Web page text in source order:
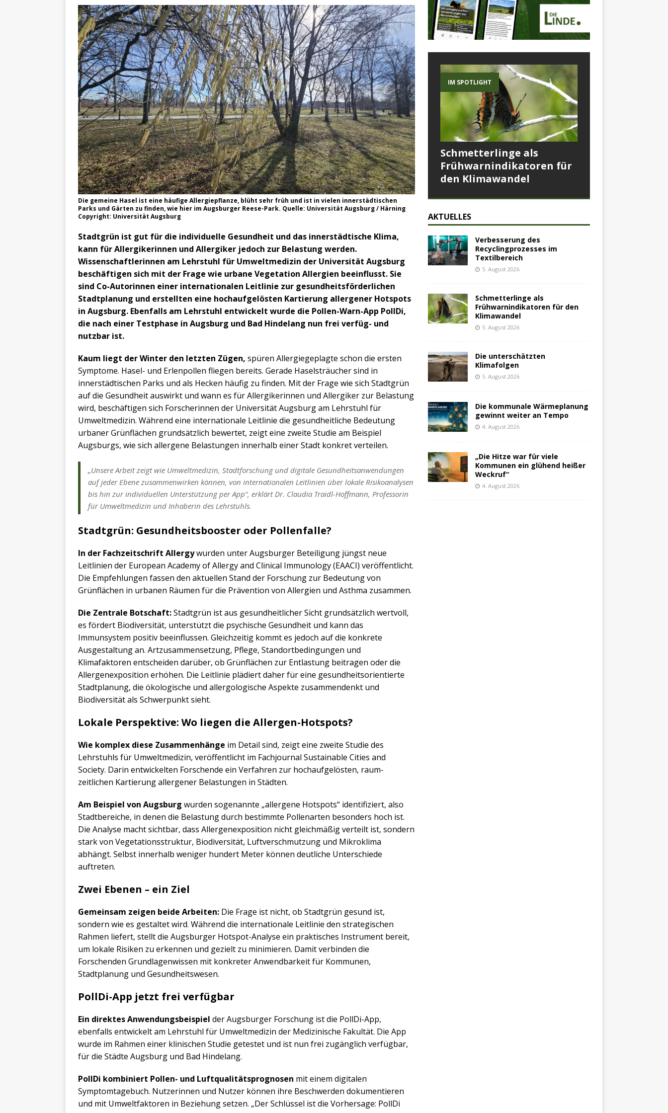
Die gemeine Hasel ist eine häufige Allergiepflanze, blüht sehr früh und ist in vielen innerstädtischen
Parks und Gärten zu finden, wie hier im Augsburger Reese-Park. Quelle: Universität Augsburg / Härning
Copyright: Universität Augsburg
Stadtgrün ist gut für die individuelle Gesundheit und das innerstädtische Klima,
kann für Allergikerinnen und Allergiker jedoch zur Belastung werden.
Wissenschaftlerinnen am Lehrstuhl für Umweltmedizin der Universität Augsburg
beschäftigen sich mit der Frage wie urbane Vegetation Allergien beeinflusst. Sie
sind Co-Autorinnen einer internationalen Leitlinie zur gesundheitsförderlichen
Stadtplanung und erstellten eine hochaufgelösten Kartierung allergener Hotspots
in Augsburg. Ebenfalls am Lehrstuhl entwickelt wurde die Pollen-Warn-App PollDi,
die nach einer Testphase in Augsburg und Bad Hindelang nun frei verfüg- und
nutzbar ist.
Kaum liegt der Winter den letzten Zügen, spüren Allergiegeplagte schon die ersten
Symptome. Hasel- und Erlenpollen fliegen bereits. Gerade Haselsträucher sind in
innerstädtischen Parks und als Hecken häufig zu finden. Mit der Frage wie sich Stadtgrün
auf die Gesundheit auswirkt und wann es für Allergikerinnen und Allergiker zur Belastung
wird, beschäftigen sich Forscherinnen der Universität Augsburg am Lehrstuhl für
Umweltmedizin. Während eine internationale Leitlinie die gesundheitliche Bedeutung
urbaner Grünflächen grundsätzlich bewertet, zeigt eine zweite Studie am Beispiel
Augsburgs, wie sich allergene Belastungen innerhalb einer Stadt konkret verteilen.
„Unsere Arbeit zeigt wie Umweltmedizin, Stadtforschung und digitale Gesundheitsanwendungen
auf jeder Ebene zusammenwirken können, von internationalen Leitlinien über lokale Risikoanalysen
bis hin zur individuellen Unterstützung per App“, erklärt Dr. Claudia Traidl-Hoffmann, Professorin
für Umweltmedizin und Inhaberin des Lehrstuhls.
Stadtgrün: Gesundheitsbooster oder Pollenfalle?
In der Fachzeitschrift Allergywurden unter Augsburger Beteiligung jüngst neue
Leitlinien der European Academy of Allergy and Clinical Immunology (EAACI) veröffentlicht.
Die Empfehlungen fassen den aktuellen Stand der Forschung zur Bedeutung von
Grünflächen in urbanen Räumen für die Prävention von Allergien und Asthma zusammen.
Die Zentrale Botschaft:Stadtgrün ist aus gesundheitlicher Sicht grundsätzlich wertvoll,
es fördert Biodiversität, unterstützt die psychische Gesundheit und kann das
Immunsystem positiv beeinflussen. Gleichzeitig kommt es jedoch auf die konkrete
Ausgestaltung an. Artzusammensetzung, Pflege, Standortbedingungen und
Klimafaktoren entscheiden darüber, ob Grünflächen zur Entlastung beitragen oder die
Allergenexposition erhöhen. Die Leitlinie plädiert daher für eine gesundheitsorientierte
Stadtplanung, die ökologische und allergologische Aspekte zusammendenkt und
Biodiversität als Schwerpunkt sieht.
Lokale Perspektive: Wo liegen die Allergen-Hotspots?
Wie komplex diese Zusammenhänge im Detail sind, zeigt eine zweite Studie des
Lehrstuhls für Umweltmedizin, veröffentlicht im Fachjournal Sustainable Cities and
Society. Darin entwickelten Forschende ein Verfahren zur hochaufgelösten, raum-
zeitlichen Kartierung allergener Belastungen in Städten.
Am Beispiel von Augsburg wurden sogenannte „allergene Hotspots“ identifiziert, also
Stadtbereiche, in denen die Belastung durch bestimmte Pollenarten besonders hoch ist.
Die Analyse macht sichtbar, dass Allergenexposition nicht gleichmäßig verteilt ist, sondern
stark von Vegetationsstruktur, Biodiversität, Luftverschmutzung und Mikroklima
abhängt. Selbst innerhalb weniger hundert Meter können deutliche Unterschiede
auftreten.
Zwei Ebenen – ein Ziel
Gemeinsam zeigen beide Arbeiten: Die Frage ist nicht, ob Stadtgrün gesund ist,
sondern wie es gestaltet wird. Während die internationale Leitlinie den strategischen
Rahmen liefert, stellt die Augsburger Hotspot-Analyse ein praktisches Instrument bereit,
um lokale Risiken zu erkennen und gezielt zu minimieren. Damit verbinden die
Forschenden Grundlagenwissen mit konkreter Anwendbarkeit für Kommunen,
Stadtplanung und Gesundheitswesen.
PollDi-App jetzt frei verfügbar
Ein direktes Anwendungsbeispiel der Augsburger Forschung ist die PollDi-App,
ebenfalls entwickelt am Lehrstuhl für Umweltmedizin der Medizinische Fakultät. Die App
wurde im Rahmen einer klinischen Studie getestet und ist nun frei zugänglich verfügbar,
für die Städte Augsburg und Bad Hindelang.
PollDi kombiniert Pollen- und Luftqualitätsprognosen mit einem digitalen
Symptomtagebuch. Nutzerinnen und Nutzer können ihre Beschwerden dokumentieren
und mit Umweltfaktoren in Beziehung setzen. „Der Schlüssel ist die Vorhersage: PollDi
IM SPOTLIGHT
Schmetterlinge als
Frühwarnindikatoren für
den Klimawandel
AKTUELLES
Verbesserung des
Recyclingprozesses im
Textilbereich
5. August 2026
Schmetterlinge als
Frühwarnindikatoren für den
Klimawandel
5. August 2026
Die unterschätzten
Klimafolgen
5. August 2026
Die kommunale Wärmeplanung
gewinnt weiter an Tempo
4. August 2026
„Die Hitze war für viele
Kommunen ein glühend heißer
Weckruf“
4. August 2026